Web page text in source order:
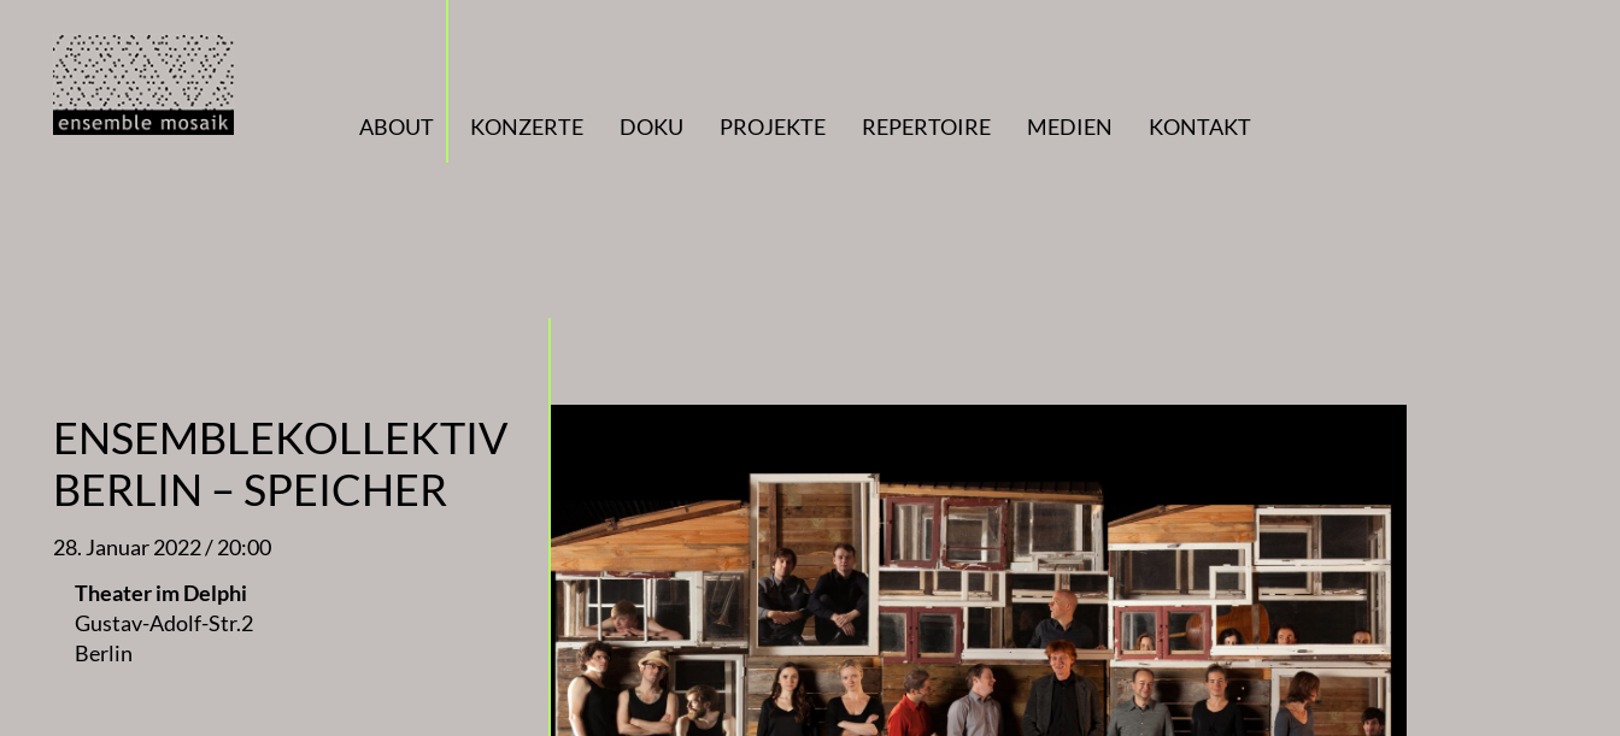
Inhalt
springen
ABOUT
KONZERTE DOKU PROJEKTE REPERTOIRE MEDIEN KONTAKT
ENSEMBLEKOLLEKTIV
BERLIN – SPEICHER
28. Januar 2022 / 20:00
Theater im Delphi
Gustav-Adolf-Str.2
Berlin